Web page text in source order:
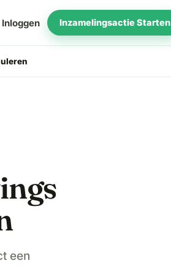
Inloggen Inzamelingsactie Starten
een